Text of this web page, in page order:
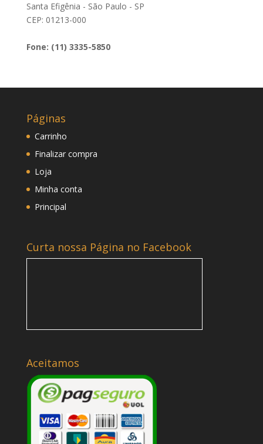
Santa Efigênia - São Paulo - SP
CEP: 01213-000
Fone: (11) 3335-5850
Páginas
Carrinho
Finalizar compra
Loja
Minha conta
Principal
Curta nossa Página no Facebook
Aceitamos